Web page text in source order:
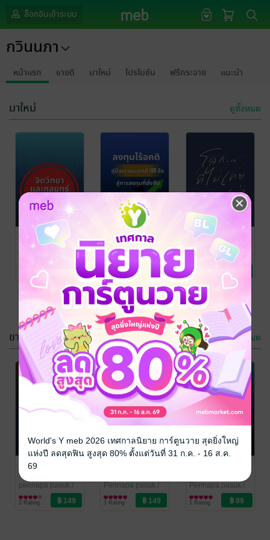
ล็อกอินเข้าระบบ
กวินนภา
หน้าแรก ขายดี มาใหม่ โปรโมชัน ฟรีกระจาย แนะนำ
มาใหม่ ดูทั้งหมด
จิตวิทยา และ
กลยุทธ์สู่ความ
สำเร็จในการ
เทรด :เอาชนะ
ความกลัว ความ
โลภ และความ
ท้าทายอื่นๆ
กวินนภา
การเงินการลงทุน
No Rating
ลงทุนไร้อคติ
คู่มือเอาชนะ
อคติ 100 ข้อ สู่
การลงทุนที่
ยั่งยืน
pennapa pasuk/
กวินนภา
การเงินการลงทุน
No Rating
โลกที่ไม่เคย
บอกเล่า
กวินนภา
พัฒนาตนเอง
No Rating
จดหมายฉบับ
เทรด
pennapa pasuk
กวินนภา
การเงินการลงทุน
No Rating
รวมคำคม
เปลี่ยนชีวิตพิชิต
ความสำเร็จ
pennapa pasuk
พัฒนาตนเอง
No Rating
ขายดี ดูทั้งหมด
แนวคิดเปลี่ยน
ชีวิตด้วยการ
บริหารเวลา
pennapa pasuk /
กวินนภา
พัฒนาตนเอง
2 Rating
การเทรดอย่าง
ยั่งยืน
Pennapa pasuk /
กวินนภา
การเงินการลงทุน
1 Rating
หมายชีวิตที่คุณ
ต้องการ
Pennapa pasuk /
กวินนภา
พัฒนาตนเอง
1 Rating
World's Y meb 2026 เทศกาลนิยาย การ์ตูนวาย สุดยิ่งใหญ่
แห่งปี ลดสุดฟิน สูงสุด 80% ตั้งแต่วันที่ 31 ก.ค. - 16 ส.ค.
69